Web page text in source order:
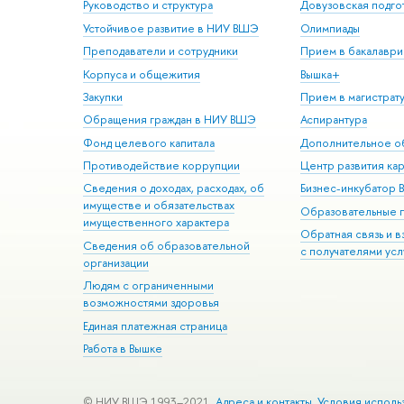
Руководство и структура
Устойчивое развитие в НИУ ВШЭ
Преподаватели и сотрудники
Корпуса и общежития
Закупки
Обращения граждан в НИУ ВШЭ
Фонд целевого капитала
Противодействие коррупции
Сведения о доходах, расходах, об
имуществе и обязательствах
имущественного характера
Сведения об образовательной
организации
Людям с ограниченными
возможностями здоровья
Единая платежная страница
Работа в Вышке
Довузовская
Олимпиады
Прием в
Вышка+
Прием в
Аспирантура
Дополнительное
Центр развития
Бизнес-
Образовательные
Обратная связь и
с получателями